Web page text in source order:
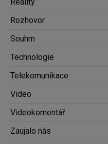
Rozhovor
Souhrn
Technologie
Telekomunikace
Video
Videokomentář
Zaujalo nás